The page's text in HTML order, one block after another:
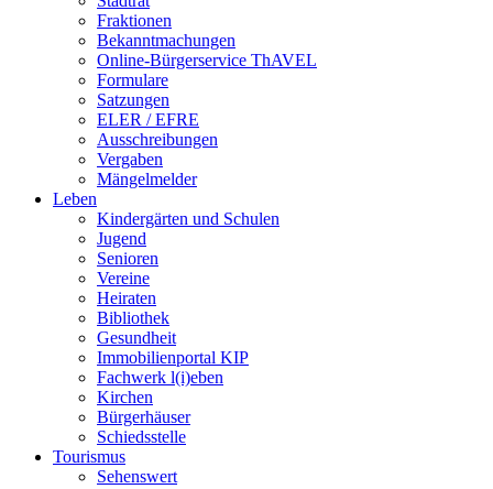
Fraktionen
Bekanntmachungen
Online-Bürgerservice ThAVEL
Formulare
Satzungen
ELER / EFRE
Ausschreibungen
Vergaben
Mängelmelder
Leben
Kindergärten und Schulen
Jugend
Senioren
Vereine
Heiraten
Bibliothek
Gesundheit
Immobilienportal KIP
Fachwerk l(i)eben
Kirchen
Bürgerhäuser
Schiedsstelle
Tourismus
Sehenswert